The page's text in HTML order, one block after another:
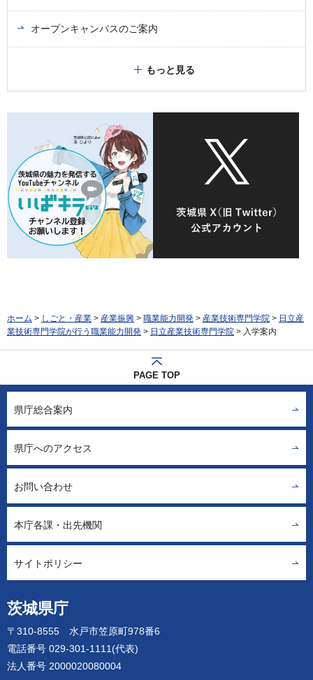
オープンキャンパスのご案内
もっと見る
ホーム > しごと・産業 > 産業振興 > 職業能力開発 > 産業技術専門学院 > 日立産
業技術専門学院が行う職業能力開発 > 日立産業技術専門学院 > 入学案内
PAGE TOP
茨城県庁
〒310-8555 水戸市笠原町978番6
電話番号 029-301-1111(代表)
法人番号 2000020080004
県庁総合案内
県庁へのアクセス
お問い合わせ
本庁各課・出先機関
サイトポリシー